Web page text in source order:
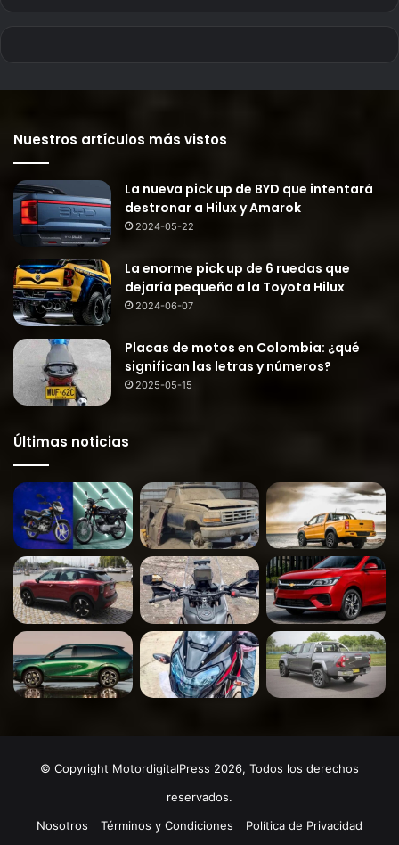
Nuestros artículos más vistos
La nueva pick up de BYD que intentará
destronar a Hilux y Amarok
2024-05-22
La enorme pick up de 6 ruedas que
dejaría pequeña a la Toyota Hilux
2024-06-07
Placas de motos en Colombia: ¿qué
significan las letras y números?
2025-05-15
Últimas noticias
© Copyright MotordigitalPress 2026, Todos los derechos
reservados.
Nosotros
Términos y Condiciones Política de Privacidad